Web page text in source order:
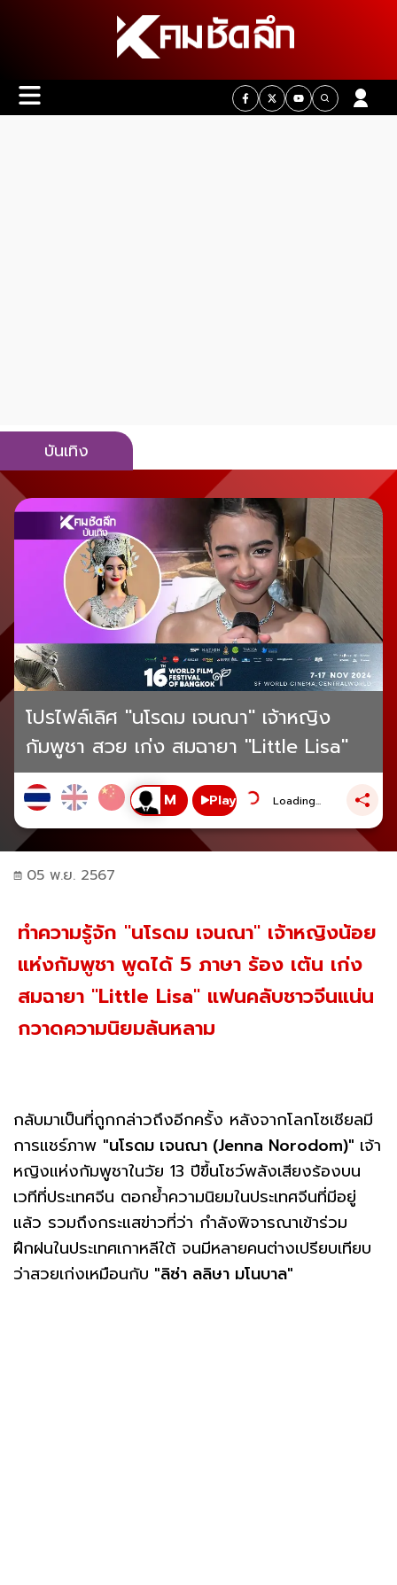
บันเทิง
โปรไฟล์เลิศ "นโรดม เจนณา" เจ้าหญิง
กัมพูชา สวย เก่ง สมฉายา "Little Lisa"
Play Loading...
05 พ.ย. 2567
ทำความรู้จัก "นโรดม เจนณา" เจ้าหญิงน้อย
แห่งกัมพูชา พูดได้ 5 ภาษา ร้อง เต้น เก่ง
สมฉายา "Little Lisa" แฟนคลับชาวจีนแน่น
กวาดความนิยมล้นหลาม
กลับมาเป็นที่ถูกกล่าวถึงอีกครั้ง หลังจากโลกโซเชียลมี
การแชร์ภาพ "นโรดม เจนณา (Jenna Norodom)" เจ้า
หญิงแห่งกัมพูชาในวัย 13 ปีขึ้นโชว์พลังเสียงร้องบน
เวทีที่ประเทศจีน ตอกย้ำความนิยมในประเทศจีนที่มีอยู่
แล้ว รวมถึงกระแสข่าวที่ว่า กำลังพิจารณาเข้าร่วม
ฝึกฝนในประเทศเกาหลีใต้ จนมีหลายคนต่างเปรียบเทียบ
ว่าสวยเก่งเหมือนกับ "ลิซ่า ลลิษา มโนบาล"